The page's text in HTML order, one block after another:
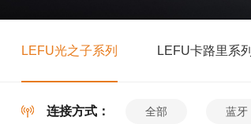
LEFU光之子系列 LEFU卡路里系列
连接方式： 全部 蓝牙